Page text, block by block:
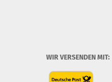
WIR VERSENDEN MIT: